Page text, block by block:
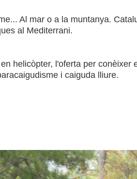
Al mar o a la muntanya.
al Mediterrani.
helicòpter, l'oferta per
i caiguda lliure.